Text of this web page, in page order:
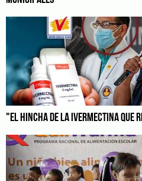
"EL HINCHA DE LA IVERMECTINA QUE